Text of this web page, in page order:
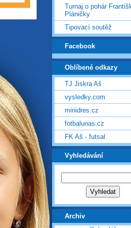
Turnaj o pohár
Pláničky
Tipovací soutěž
Facebook
Oblíbené odkazy
TJ Jiskra Aš
vysledky.com
minidres.cz
fotbalunas.cz
FK Aš - futsal
Vyhledávání
Archiv